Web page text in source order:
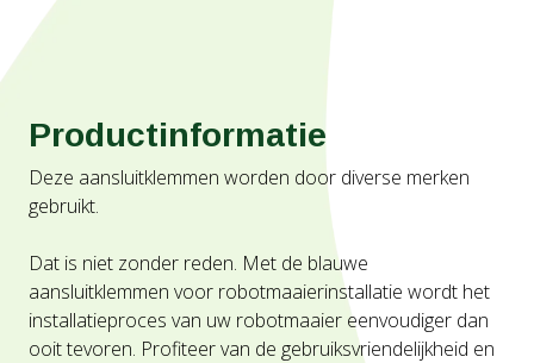
Productinformatie
Deze aansluitklemmen worden door diverse merken
gebruikt.
Dat is niet zonder reden. Met de blauwe
aansluitklemmen voor robotmaaierinstallatie wordt het
installatieproces van uw robotmaaier eenvoudiger dan
ooit tevoren. Profiteer van de gebruiksvriendelijkheid en